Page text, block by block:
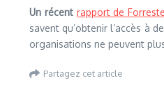
Un récent rapport de
savent qu’obtenir l’accès à
organisations ne peuvent
Partagez cet article